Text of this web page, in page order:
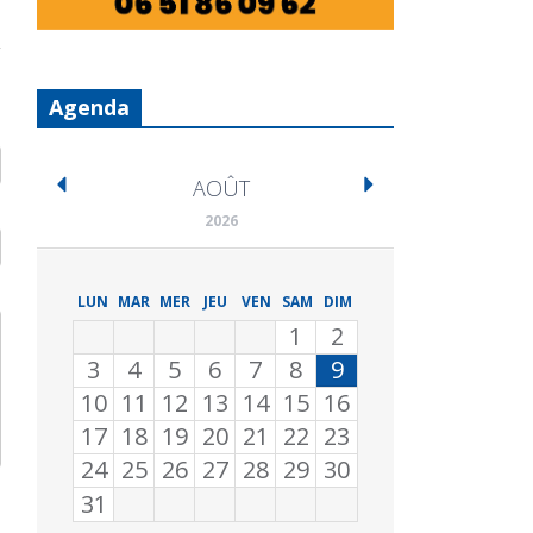
Agenda
AOÛT
2026
LUN MAR MER JEU VEN SAM DIM
1
2
3
4 5 6 7 8
9
10 11 12 13 14 15 16
17 18 19 20 21 22 23
24 25 26 27 28 29 30
31